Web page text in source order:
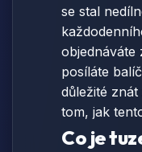
se stal
objednáváte
posíláte
důležité
tom, jak
Co je